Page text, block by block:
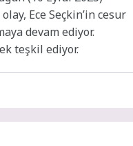
Ece Seçkin’in cesur
devam ediyor.
teşkil ediyor.